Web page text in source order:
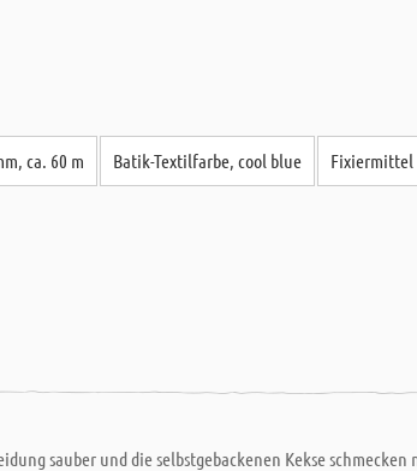
ca. 60 m Batik-Textilfarbe, cool blue Fixiermittel
sauber und die selbstgebackenen Kekse schmecken